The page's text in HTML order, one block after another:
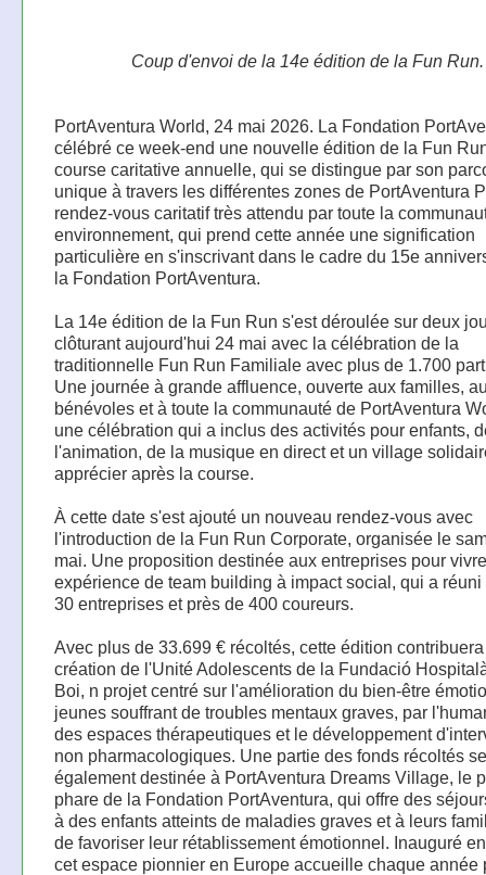
Coup d'envoi de la 14e édition de la Fun Run.
PortAventura World, 24 mai 2026. La Fondation
célébré ce week-end une nouvelle édition de la Fun
course caritative annuelle, qui se distingue par son
unique à travers les différentes zones de PortAventura
rendez-vous caritatif très attendu par toute la
environnement, qui prend cette année une signification
particulière en s'inscrivant dans le cadre du 15e
la Fondation PortAventura.
La 14e édition de la Fun Run s'est déroulée sur deux
clôturant aujourd'hui 24 mai avec la célébration de la
traditionnelle Fun Run Familiale avec plus de 1.700
Une journée à grande affluence, ouverte aux familles,
bénévoles et à toute la communauté de PortAventura
une célébration qui a inclus des activités pour enfants,
l'animation, de la musique en direct et un village
apprécier après la course.
À cette date s'est ajouté un nouveau rendez-vous avec
l'introduction de la Fun Run Corporate, organisée le
mai. Une proposition destinée aux entreprises pour
expérience de team building à impact social, qui a réuni
30 entreprises et près de 400 coureurs.
Avec plus de 33.699 € récoltés, cette édition
création de l'Unité Adolescents de la Fundació
Boi, n projet centré sur l'amélioration du bien-être
jeunes souffrant de troubles mentaux graves, par
des espaces thérapeutiques et le développement
non pharmacologiques. Une partie des fonds récoltés
également destinée à PortAventura Dreams Village, le
phare de la Fondation PortAventura, qui offre des
à des enfants atteints de maladies graves et à leurs
de favoriser leur rétablissement émotionnel. Inauguré
cet espace pionnier en Europe accueille chaque année